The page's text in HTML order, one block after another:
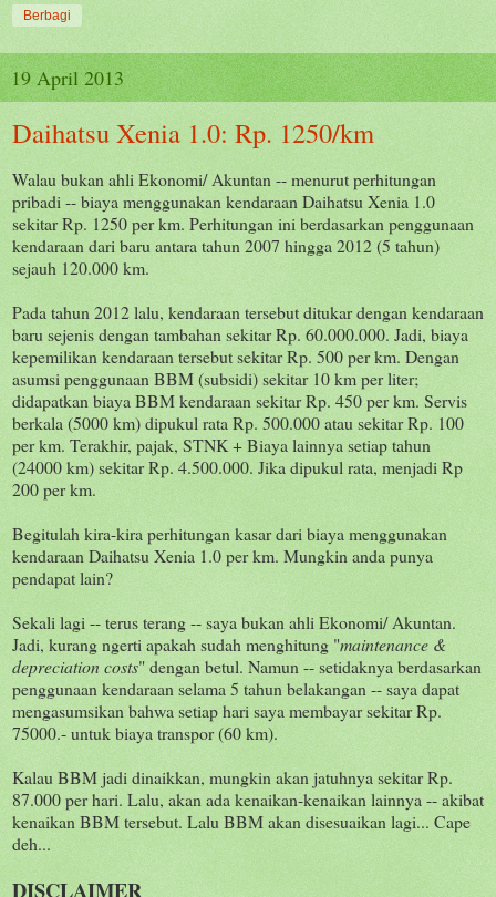
Berbagi
19 April 2013
Daihatsu Xenia 1.0: Rp. 1250/km
Walau bukan ahli Ekonomi/ Akuntan -- menurut perhitungan
pribadi -- biaya menggunakan kendaraan Daihatsu Xenia 1.0
sekitar Rp. 1250 per km. Perhitungan ini berdasarkan penggunaan
kendaraan dari baru antara tahun 2007 hingga 2012 (5 tahun)
sejauh 120.000 km.
Pada tahun 2012 lalu, kendaraan tersebut ditukar dengan kendaraan
baru sejenis dengan tambahan sekitar Rp. 60.000.000. Jadi, biaya
kepemilikan kendaraan tersebut sekitar Rp. 500 per km. Dengan
asumsi penggunaan BBM (subsidi) sekitar 10 km per liter;
didapatkan biaya BBM kendaraan sekitar Rp. 450 per km. Servis
berkala (5000 km) dipukul rata Rp. 500.000 atau sekitar Rp. 100
per km. Terakhir, pajak, STNK + Biaya lainnya setiap tahun
(24000 km) sekitar Rp. 4.500.000. Jika dipukul rata, menjadi Rp
200 per km.
Begitulah kira-kira perhitungan kasar dari biaya menggunakan
kendaraan Daihatsu Xenia 1.0 per km. Mungkin anda punya
pendapat lain?
Sekali lagi -- terus terang -- saya bukan ahli Ekonomi/ Akuntan.
Jadi, kurang ngerti apakah sudah menghitung "maintenance &
depreciation costs" dengan betul. Namun -- setidaknya berdasarkan
penggunaan kendaraan selama 5 tahun belakangan -- saya dapat
mengasumsikan bahwa setiap hari saya membayar sekitar Rp.
75000.- untuk biaya transpor (60 km).
Kalau BBM jadi dinaikkan, mungkin akan jatuhnya sekitar Rp.
87.000 per hari. Lalu, akan ada kenaikan-kenaikan lainnya -- akibat
kenaikan BBM tersebut. Lalu BBM akan disesuaikan lagi... Cape
deh...
DISCLAIMER